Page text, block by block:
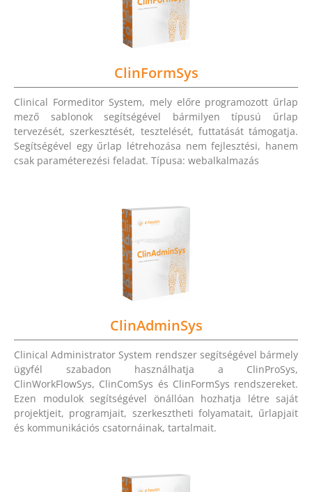
ClinFormSys
Clinical Formeditor System, mely előre programozott űrlap
mező sablonok segítségével bármilyen típusú űrlap
tervezését, szerkesztését, tesztelését, futtatását támogatja.
Segítségével egy űrlap létrehozása nem fejlesztési, hanem
csak paraméterezési feladat. Típusa: webalkalmazás
ClinAdminSys
Clinical Administrator System rendszer segítségével bármely
ügyfél szabadon használhatja a ClinProSys,
ClinWorkFlowSys, ClinComSys és ClinFormSys rendszereket.
Ezen modulok segítségével önállóan hozhatja létre saját
projektjeit, programjait, szerkesztheti folyamatait, űrlapjait
és kommunikációs csatornáinak, tartalmait.